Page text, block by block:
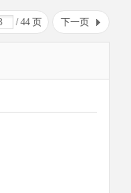
/ 44 页 下一页